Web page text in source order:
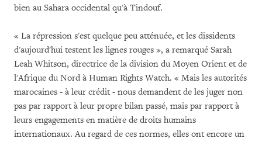
bien au Sahara occidental qu'à Tindouf.
« La répression s'est quelque peu atténuée, et les dissidents
d'aujourd'hui testent les lignes rouges », a remarqué Sarah
Leah Whitson, directrice de la division du Moyen Orient et de
l'Afrique du Nord à Human Rights Watch. « Mais les autorités
marocaines - à leur crédit - nous demandent de les juger non
pas par rapport à leur propre bilan passé, mais par rapport à
leurs engagements en matière de droits humains
internationaux. Au regard de ces normes, elles ont encore un